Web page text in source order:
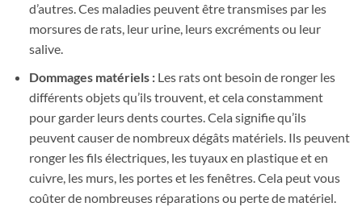
d’autres. Ces maladies peuvent être transmises par les
morsures de rats, leur urine, leurs excréments ou leur
salive.
Dommages matériels :Les rats ont besoin de ronger les
différents objets qu’ils trouvent, et cela constamment
pour garder leurs dents courtes. Cela signifie qu’ils
peuvent causer de nombreux dégâts matériels. Ils peuvent
ronger les fils électriques, les tuyaux en plastique et en
cuivre, les murs, les portes et les fenêtres. Cela peut vous
coûter de nombreuses réparations ou perte de matériel.